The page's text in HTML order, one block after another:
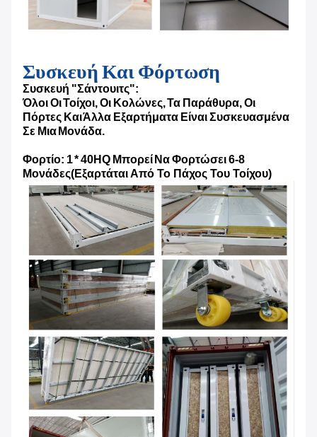
Συσκευή Και Φόρτωση
Συσκευή "σάντουιτς":
Όλοι Οι Τοίχοι, Οι Κολώνες, Τα Παράθυρα, Οι
Πόρτες Και Άλλα Εξαρτήματα Είναι Συσκευασμένα
Σε Μια Μονάδα.
Φορτίο: 1 * 40HQ Μπορεί Να Φορτώσει 6-8
Μονάδες(Εξαρτάται Από Το Πάχος Του Τοίχου)